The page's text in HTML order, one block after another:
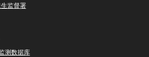
监督署
测数据库